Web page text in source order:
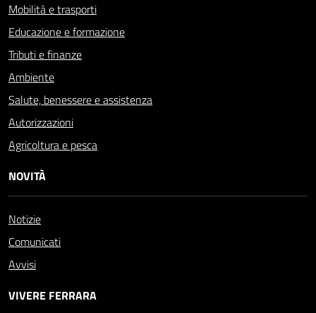
Mobilità e trasporti
Educazione e formazione
Tributi e finanze
Ambiente
Salute, benessere e assistenza
Autorizzazioni
Agricoltura e pesca
NOVITÀ
Notizie
Comunicati
Avvisi
VIVERE FERRARA